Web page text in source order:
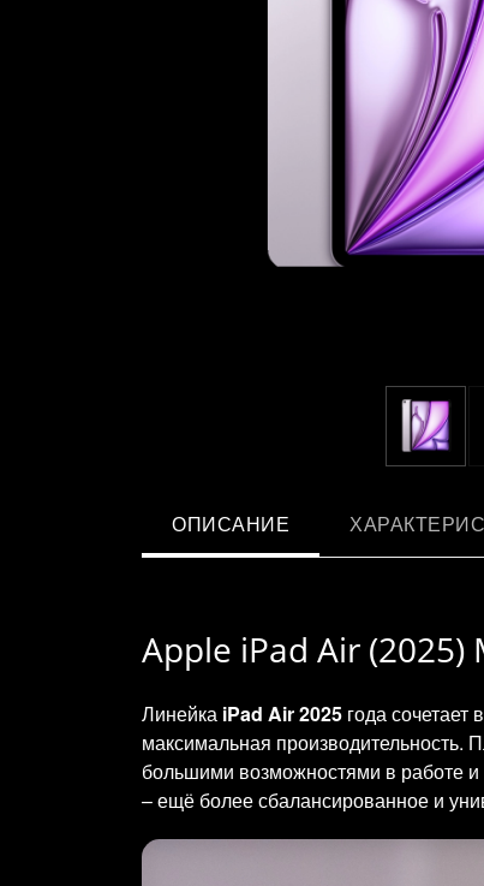
ОПИСАНИЕ
Apple iPad Air
Линейка iPad Air 2025 года
максимальная
большими возможностями в работе
– ещё более сбалансированное и